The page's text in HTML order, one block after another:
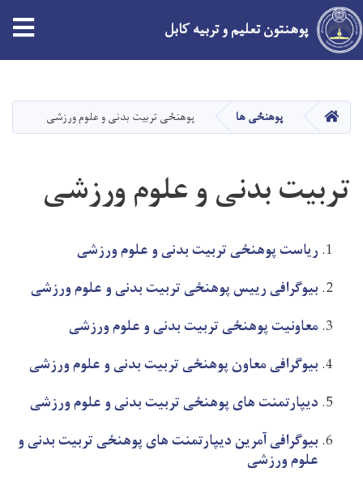
main
content
پوهنتون تعلیم و تربیه کابل
HOME پوهنځی ها پوهنځی تربیت بدنی و علوم ورزشی
تربیت بدنی و علوم ورزشی
ریاست پوهنځی تربیت بدنی و علوم ورزشی
بیوگرافی رییس پوهنځی تربیت بدنی و علوم ورزشی
معاونیت پوهنځی تربیت بدنی و علوم ورزشی
بیوگرافی معاون پوهنځی تربیت بدنی و علوم ورزشی
دیپارتمنت های پوهنځی تربیت بدنی و علوم ورزشی
بیوگرافی آمرین دیپارتمنت های پوهنځی تربیت بدنی و
علوم ورزشی